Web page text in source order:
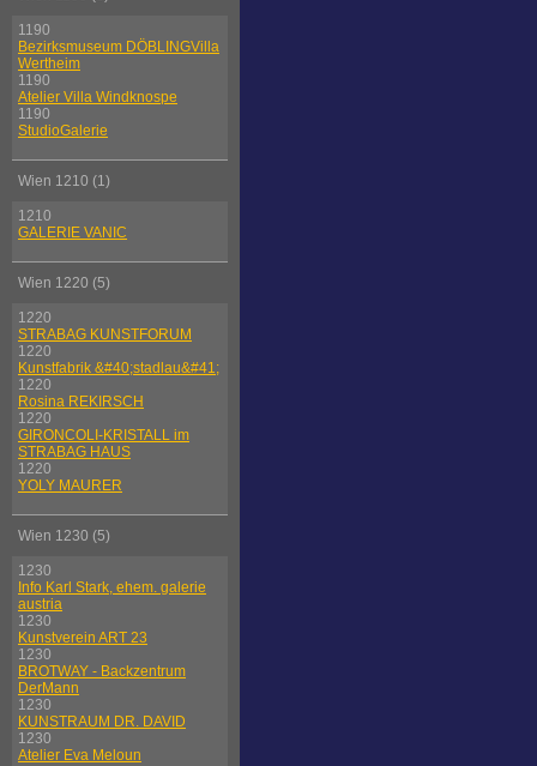
1190
Bezirksmuseum DÖBLINGVilla
Wertheim
1190
Atelier Villa Windknospe
1190
StudioGalerie
Wien 1210 (1)
1210
GALERIE VANIC
Wien 1220 (5)
1220
STRABAG KUNSTFORUM
1220
Kunstfabrik &#40;stadlau&#41;
1220
Rosina REKIRSCH
1220
GIRONCOLI-KRISTALL im
STRABAG HAUS
1220
YOLY MAURER
Wien 1230 (5)
1230
Info Karl Stark, ehem. galerie
austria
1230
Kunstverein ART 23
1230
BROTWAY - Backzentrum
DerMann
1230
KUNSTRAUM DR. DAVID
1230
Atelier Eva Meloun